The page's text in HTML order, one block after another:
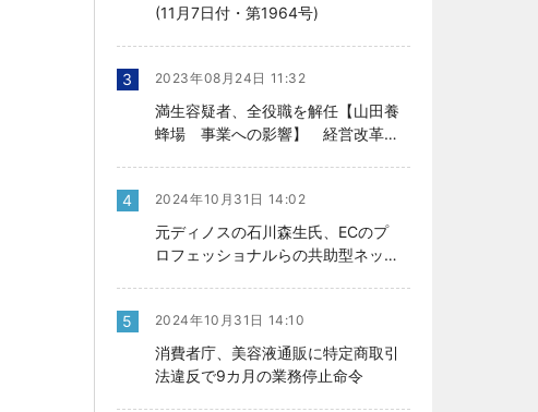
(11月7日付・第1964号)
3 2023年08月24日 11:32
満生容疑者、全役職を解任【山田養
蜂場 事業への影響】 経営改革の
4 2024年10月31日 14:02
元ディノスの石川森生氏、ECのプ
ロフェッショナルらの共助型ネット
5 2024年10月31日 14:10
消費者庁、美容液通販に特定商取引
法違反で9カ月の業務停止命令